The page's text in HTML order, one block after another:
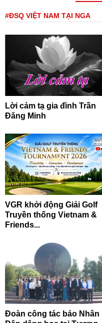
#ĐSQ VIỆT NAM TẠI NGA
Lời cảm tạ gia đình Trần
Đăng Minh
VGR khởi động Giải Golf
Truyền thống Vietnam &
Friends...
Đoàn công tác báo Nhân